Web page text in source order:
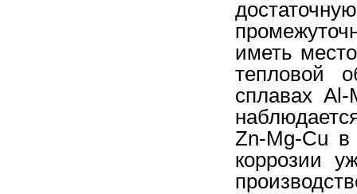
иметь
тепловой
сплавах
Zn-Mg-Cu в
коррозии